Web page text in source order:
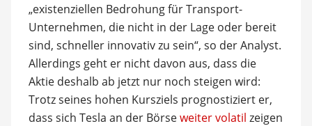
„existenziellen Bedrohung für Transport-
Unternehmen, die nicht in der Lage oder bereit
sind, schneller innovativ zu sein“, so der Analyst.
Allerdings geht er nicht davon aus, dass die
Aktie deshalb ab jetzt nur noch steigen wird:
Trotz seines hohen Kursziels prognostiziert er,
dass sich Tesla an der Börseweiter volatil zeigen